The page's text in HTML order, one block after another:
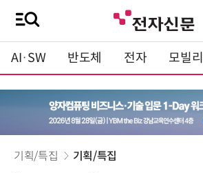
AI·SW 반도체 전자 모빌리
기획/특집 기획/특집